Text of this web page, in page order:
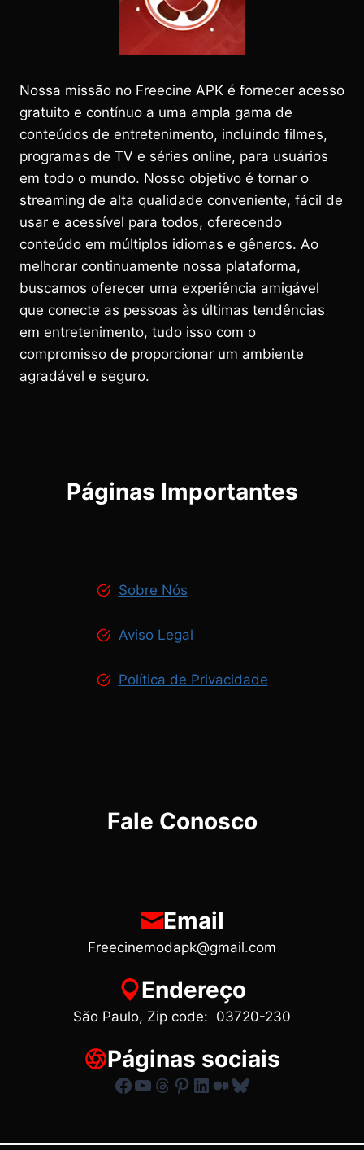
Nossa missão no Freecine APK é fornecer acesso
gratuito e contínuo a uma ampla gama de
conteúdos de entretenimento, incluindo filmes,
programas de TV e séries online, para usuários
em todo o mundo. Nosso objetivo é tornar o
streaming de alta qualidade conveniente, fácil de
usar e acessível para todos, oferecendo
conteúdo em múltiplos idiomas e gêneros. Ao
melhorar continuamente nossa plataforma,
buscamos oferecer uma experiência amigável
que conecte as pessoas às últimas tendências
em entretenimento, tudo isso com o
compromisso de proporcionar um ambiente
agradável e seguro.
Páginas Importantes
Sobre Nós
Aviso Legal
Política de Privacidade
Fale Conosco
Email
Freecinemodapk@gmail.com
Endereço
São Paulo, Zip code: 03720-230
Páginas sociais
Facebook
Youtube
Threads
Pinterest
LinkedIn
Medium
Bluesky